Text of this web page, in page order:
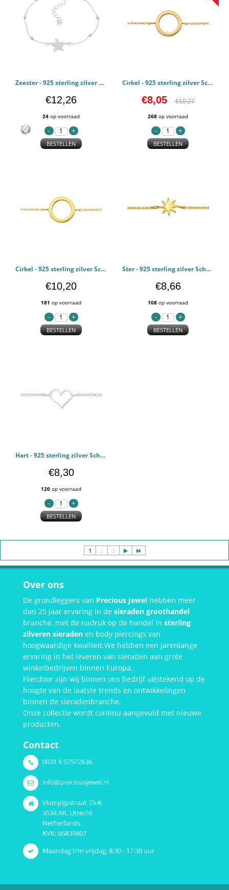
Zeester - 925 sterling zilver Schakelarmbanden PCJW45644
€12,26
24 op voorraad
BESTELLEN
Cirkel - 925 sterling zilver Schakelarmbanden PCJW45213
€8,05 €10,27
268 op voorraad
BESTELLEN
Cirkel - 925 sterling zilver Schakelarmbanden PCJW45212
€10,20
181 op voorraad
BESTELLEN
Ster - 925 sterling zilver Schakelarmbanden PCJW44700
€8,66
108 op voorraad
BESTELLEN
Hart - 925 sterling zilver Schakelarmbanden PCJW44699
€8,30
120 op voorraad
BESTELLEN
1 2 3
Over ons
De grondleggers van Precious Jewel hebben meer
dan 25 jaar ervaring in de sieraden groothandel
branche, met de nadruk op de handel in sterling
zilveren sieraden en body piercings van
hoogwaardige kwaliteit.We hebben een jarenlange
ervaring in het leveren van sieraden aan grote
winkelbedrijven binnen Europa.
Hierdoor zijn wij binnen ons bedrijf uitstekend op de
hoogte van de laatste trends en ontwikkelingen
binnen de sieradenbranche.
Onze collectie wordt continu aangevuld met nieuwe
producten.
Contact
0031 6 57572636
info@preciousjewel.nl
Vlampijpstraat 75-K
3534 AR, Utrecht
Netherlands
KVK: 66839807
Maandag t/m vrijdag, 8:30 - 17:30 uur